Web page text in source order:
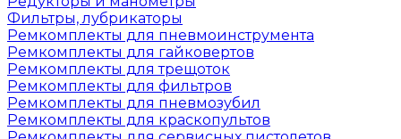
Фильтры, лубрикаторы
Ремкомплекты для пневмоинструмента
Ремкомплекты для гайковертов
Ремкомплекты для трещоток
Ремкомплекты для фильтров
Ремкомплекты для пневмозубил
Ремкомплекты для краскопультов